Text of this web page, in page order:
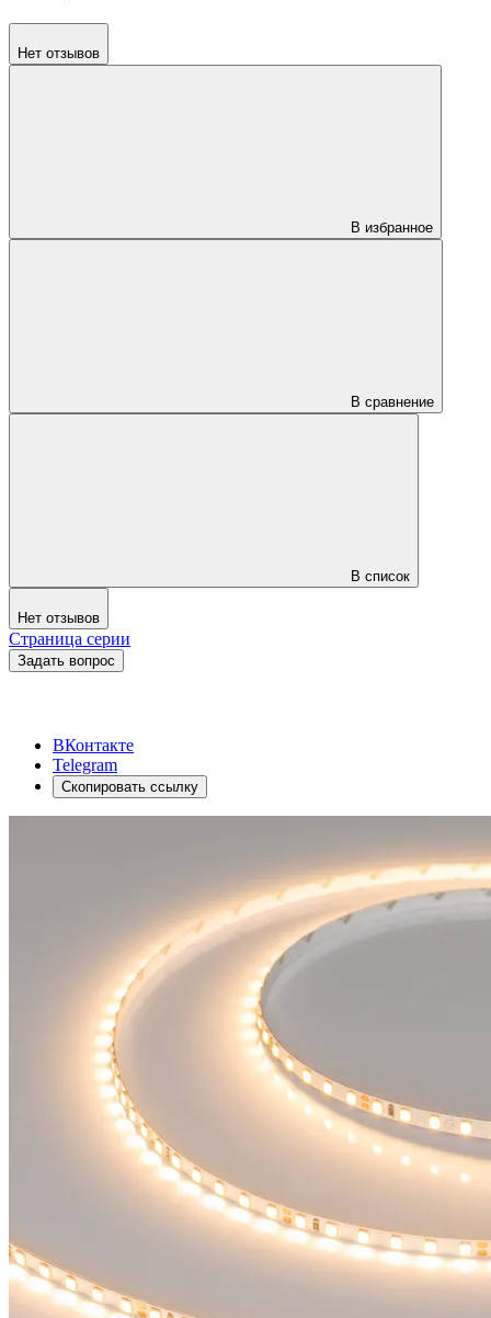
Нет отзывов
В избранное
В сравнение
В список
Нет отзывов
Страница серии
Задать вопрос
ВКонтакте
Telegram
Скопировать ссылку